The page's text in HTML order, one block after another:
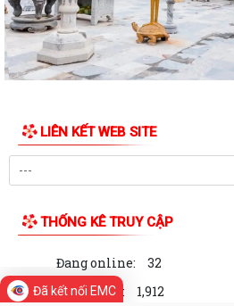
Hội nghị tập huấn triển khai thủ tục
trường điện tử giai đoạn 2
HĐND XÃ ĐƯỜNG AN KHÓA II,
THÀNH CÔNG KỲ HỌP THỨ TƯ (KỲ HỌP
mới, được sửa đổi, bổ sung lĩnh...
Xã Đường An tổ chức điểm cầu trực
Đường An tổng kết công tác sắp xếp tổ
Xã Đường An tổ chức Hội nghị tổng kết
nhiệm vụ năm học mới.
LIÊN KẾT WEB SITE
THỐNG KÊ TRUY CẬP
Đang online: 32
Trong tuần:
1,912
Đã kết nối EMC